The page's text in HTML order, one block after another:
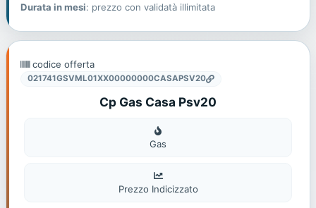
Durata in mesi: prezzo con validatà illimitata
codice offerta
021741GSVML01XX00000000CASAPSV20
Cp Gas Casa Psv20
Gas
Gas
Prezzo Indicizzato